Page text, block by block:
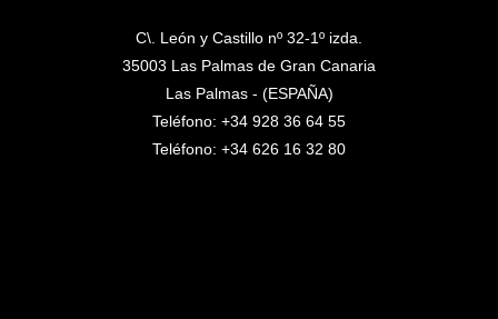
C\. León y Castillo nº 32-1º izda.
35003 Las Palmas de Gran Canaria
Las Palmas - (ESPAÑA)
Teléfono: +34 928 36 64 55
Teléfono: +34 626 16 32 80